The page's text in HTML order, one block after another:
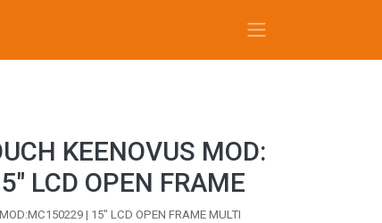
KEENOVUS MOD:
LCD OPEN FRAME
| 15" LCD OPEN FRAME MULTI